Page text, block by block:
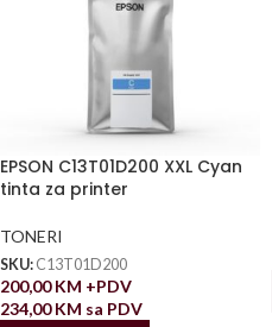
EPSON C13T01D200 XXL Cyan
tinta za printer
TONERI
SKU: C13T01D200
200,00KM +PDV
234,00KM sa PDV